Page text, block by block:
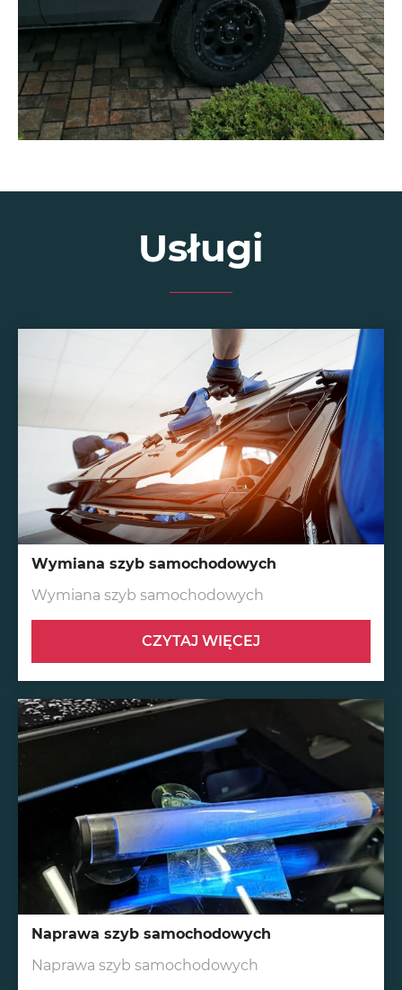
Usługi
Wymiana szyb samochodowych
Wymiana szyb samochodowych
CZYTAJ WIĘCEJ
Naprawa szyb samochodowych
Naprawa szyb samochodowych